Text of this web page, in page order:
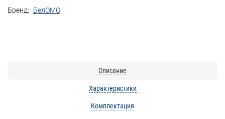
Бренд:
БелОМО
Описание
Характеристики
Комплектация